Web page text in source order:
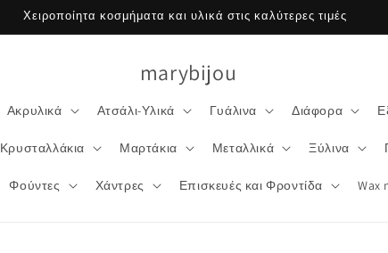
Χειροποίητα κοσμήματα και υλικά στις καλύτερες τιμές
marybijou
Ακρυλικά Ατσάλι-Υλικά Γυάλινα Διάφορα
Κρυσταλλάκια Μαρτάκια Μεταλλικά Ξύλινα
Φούντες Χάντρες Επισκευές και Φροντίδα Wax